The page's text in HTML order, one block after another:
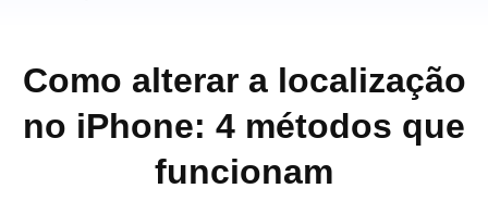
Como alterar a localização
no iPhone: 4 métodos que
funcionam